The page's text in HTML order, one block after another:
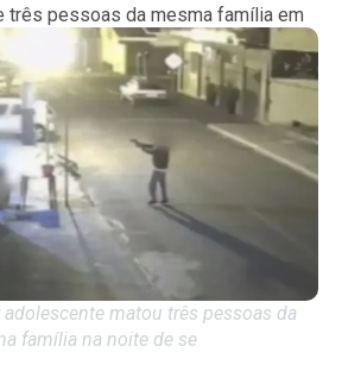
três pessoas da mesma família em
O...
matou três pessoas da
família na noite de se